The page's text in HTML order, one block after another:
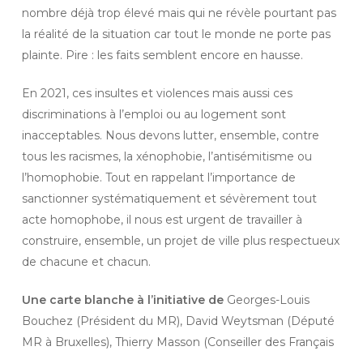
nombre déjà trop élevé mais qui ne révèle pourtant pas
la réalité de la situation car tout le monde ne porte pas
plainte. Pire : les faits semblent encore en hausse.
En 2021, ces insultes et violences mais aussi ces
discriminations à l’emploi ou au logement sont
inacceptables. Nous devons lutter, ensemble, contre
tous les racismes, la xénophobie, l’antisémitisme ou
l’homophobie. Tout en rappelant l’importance de
sanctionner systématiquement et sévèrement tout
acte homophobe, il nous est urgent de travailler à
construire, ensemble, un projet de ville plus respectueux
de chacune et chacun.
Une carte blanche à l’initiative deGeorges-Louis
Bouchez (Président du MR), David Weytsman (Député
MR à Bruxelles), Thierry Masson (Conseiller des Français